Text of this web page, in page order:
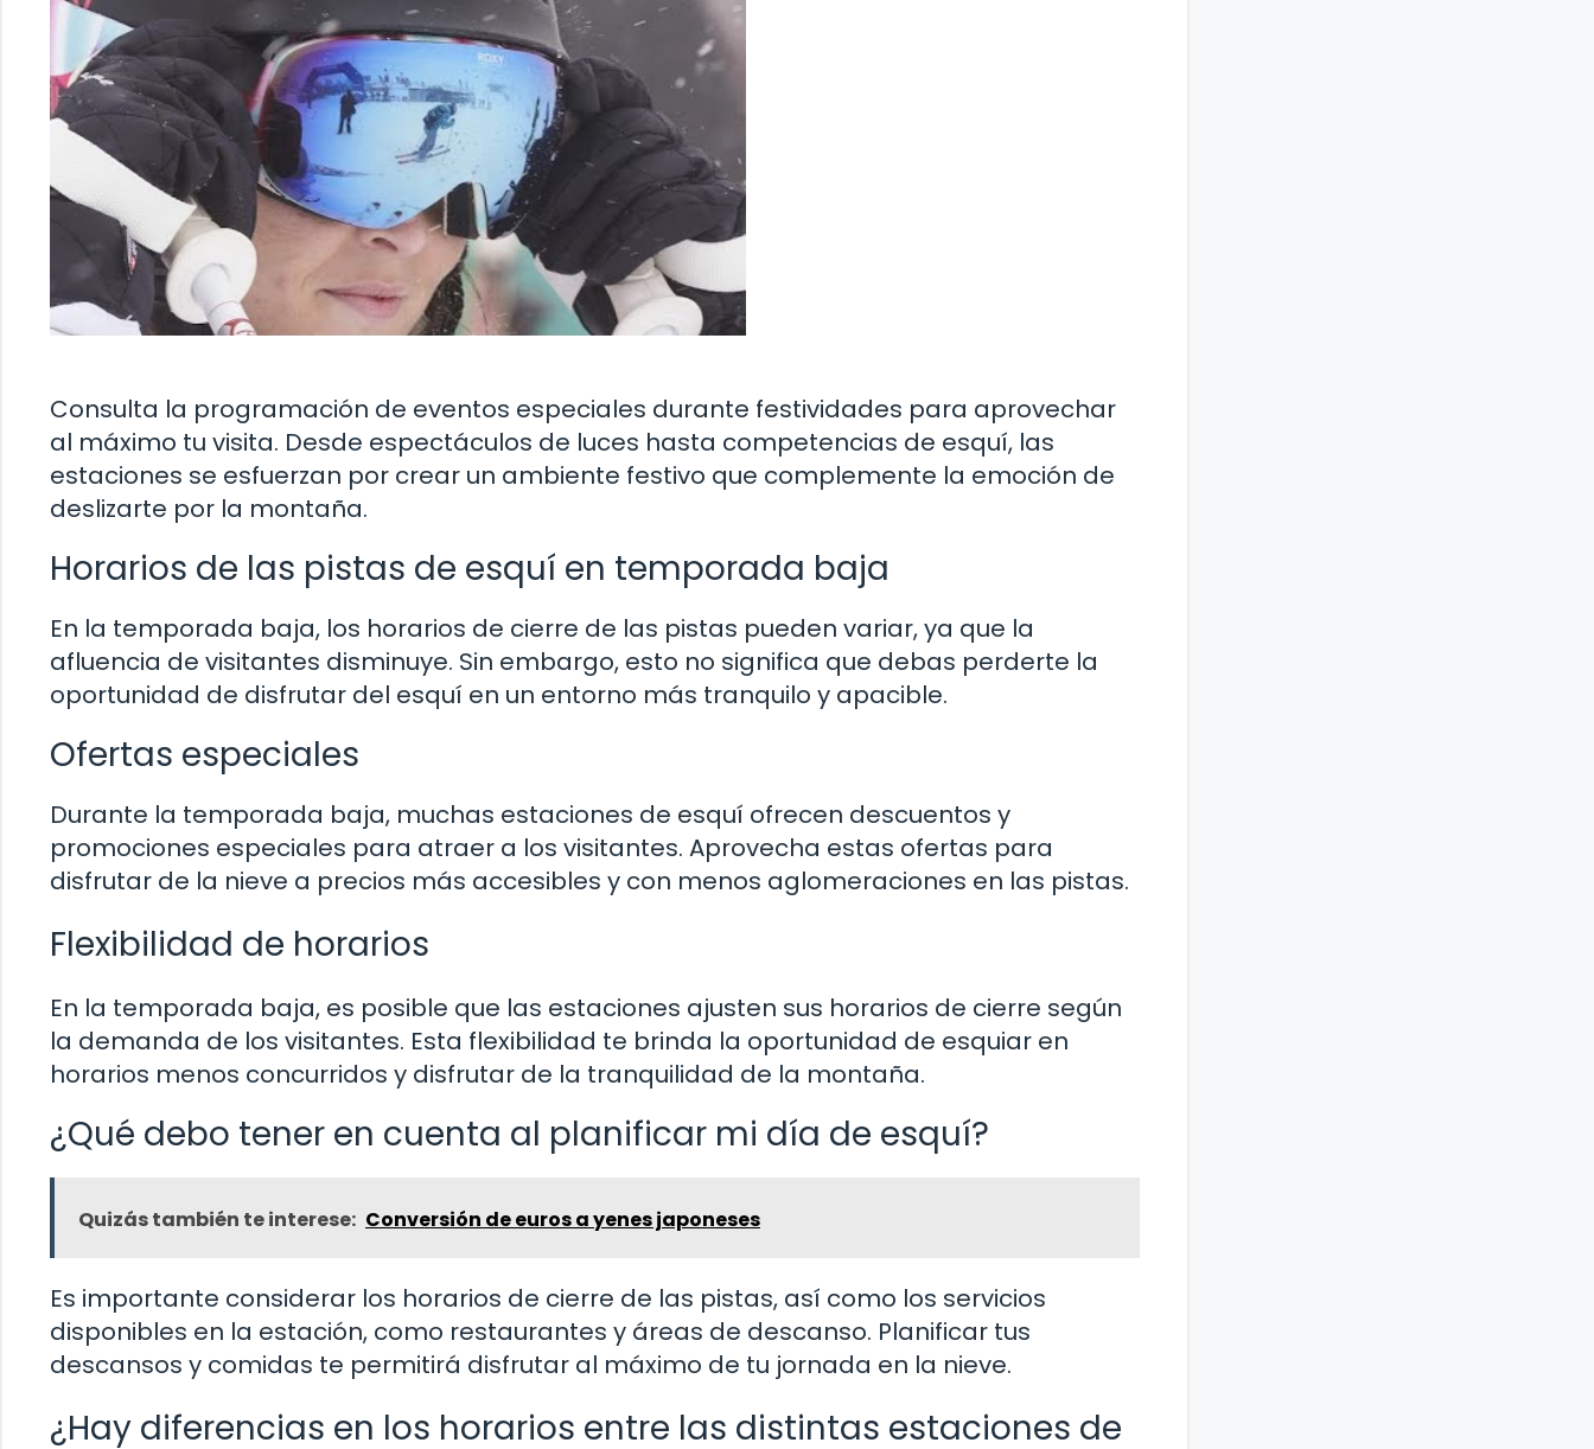
Consulta la programación de eventos especiales durante festividades para aprovechar
al máximo tu visita. Desde espectáculos de luces hasta competencias de esquí, las
estaciones se esfuerzan por crear un ambiente festivo que complemente la emoción de
deslizarte por la montaña.
Horarios de las pistas de esquí en temporada baja
En la temporada baja, los horarios de cierre de las pistas pueden variar, ya que la
afluencia de visitantes disminuye. Sin embargo, esto no significa que debas perderte la
oportunidad de disfrutar del esquí en un entorno más tranquilo y apacible.
Ofertas especiales
Durante la temporada baja, muchas estaciones de esquí ofrecen descuentos y
promociones especiales para atraer a los visitantes. Aprovecha estas ofertas para
disfrutar de la nieve a precios más accesibles y con menos aglomeraciones en las pistas.
Flexibilidad de horarios
En la temporada baja, es posible que las estaciones ajusten sus horarios de cierre según
la demanda de los visitantes. Esta flexibilidad te brinda la oportunidad de esquiar en
horarios menos concurridos y disfrutar de la tranquilidad de la montaña.
¿Qué debo tener en cuenta al planificar mi día de esquí?
Quizás también te interese: Conversión de euros a yenes japoneses
Es importante considerar los horarios de cierre de las pistas, así como los servicios
disponibles en la estación, como restaurantes y áreas de descanso. Planificar tus
descansos y comidas te permitirá disfrutar al máximo de tu jornada en la nieve.
¿Hay diferencias en los horarios entre las distintas estaciones de